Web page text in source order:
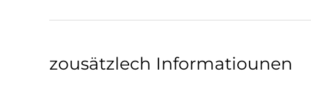
zousätzlech Informatiounen